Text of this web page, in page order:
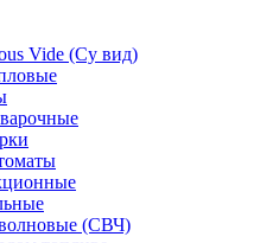
Vide (Су вид)
(СВЧ)